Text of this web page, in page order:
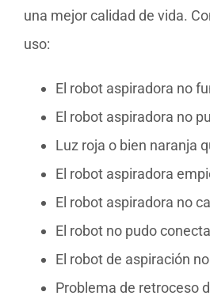
una mejor calidad de vida.
uso:
El robot aspiradora no
El robot aspiradora no
Luz roja o bien naranja
El robot aspiradora
El robot aspiradora no
El robot no pudo
El robot de aspiración
Problema de retroceso